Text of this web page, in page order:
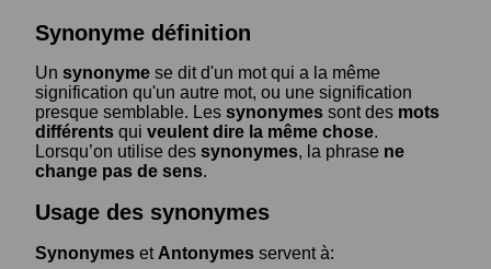
Synonyme définition
Un synonyme se dit d'un mot qui a la même
signification qu'un autre mot, ou une signification
presque semblable. Les synonymes sont des mots
différents qui veulent dire la même chose.
Lorsqu’on utilise des synonymes, la phrase ne
change pas de sens.
Usage des synonymes
Synonymes et Antonymes servent à: